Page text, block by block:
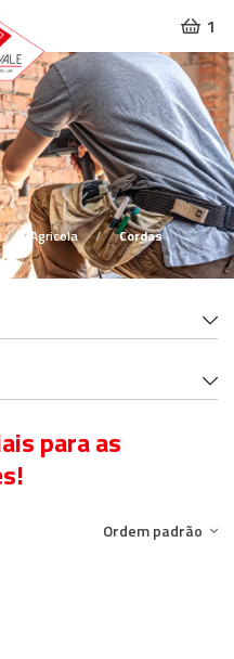
1
Agricola Cordas
para as
Ordem padrão